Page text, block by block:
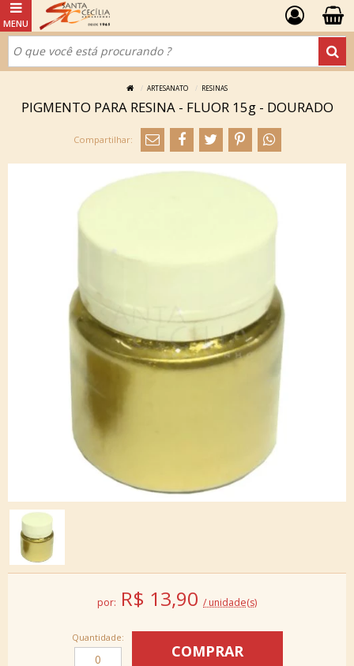
ARTESANATO RESINAS
PIGMENTO PARA RESINA - FLUOR 15g - DOURADO
por: R$ 13,90 / unidade(s)
Quantidade: